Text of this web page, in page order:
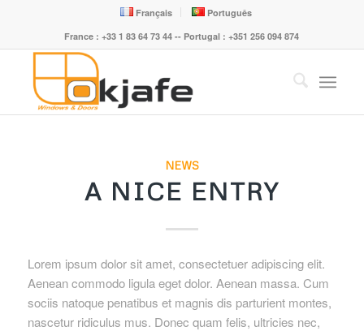
Français
Português
France : +33 1 83 64 73 44 -- Portugal : +351 256 094 874
NEWS
A NICE ENTRY
Lorem ipsum dolor sit amet, consectetuer adipiscing elit.
Aenean commodo ligula eget dolor. Aenean massa. Cum
sociis natoque penatibus et magnis dis parturient montes,
nascetur ridiculus mus. Donec quam felis, ultricies nec,